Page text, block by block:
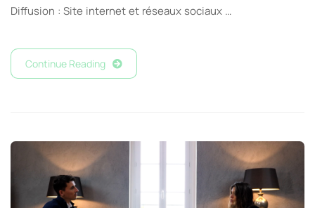
Diffusion : Site internet et réseaux sociaux …
Continue Reading